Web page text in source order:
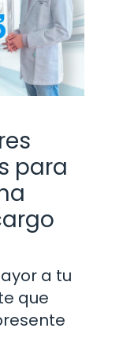
para
a tu
que